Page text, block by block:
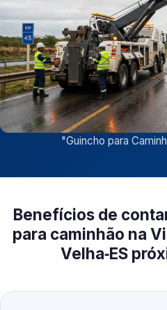
"Guincho para
Benefícios de
para caminhão na
Velha‑ES